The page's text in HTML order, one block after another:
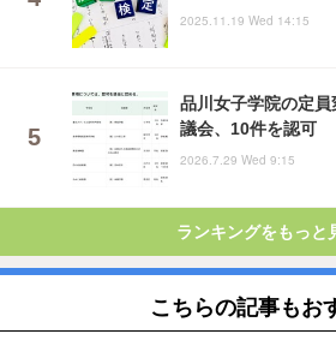
2025.11.19 Wed 14:15
品川女子学院の定
議会、10件を認可
2026.7.29 Wed 9:15
ランキングをもっと
こちらの記事もお